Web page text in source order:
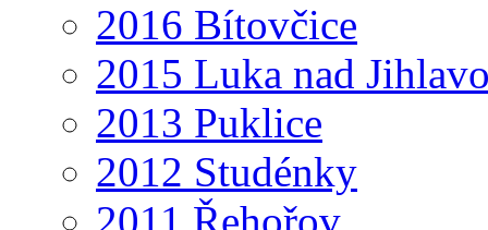
2016 Bítovčice
2015 Luka nad
2013 Puklice
2012 Studénky
2011 Řehořov